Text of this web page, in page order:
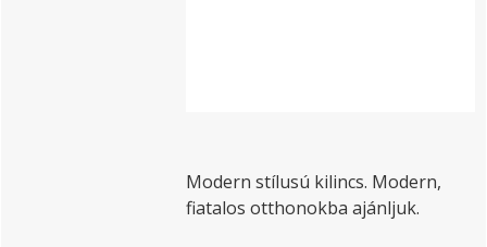
Modern stílusú kilincs. Modern,
fiatalos otthonokba ajánljuk.